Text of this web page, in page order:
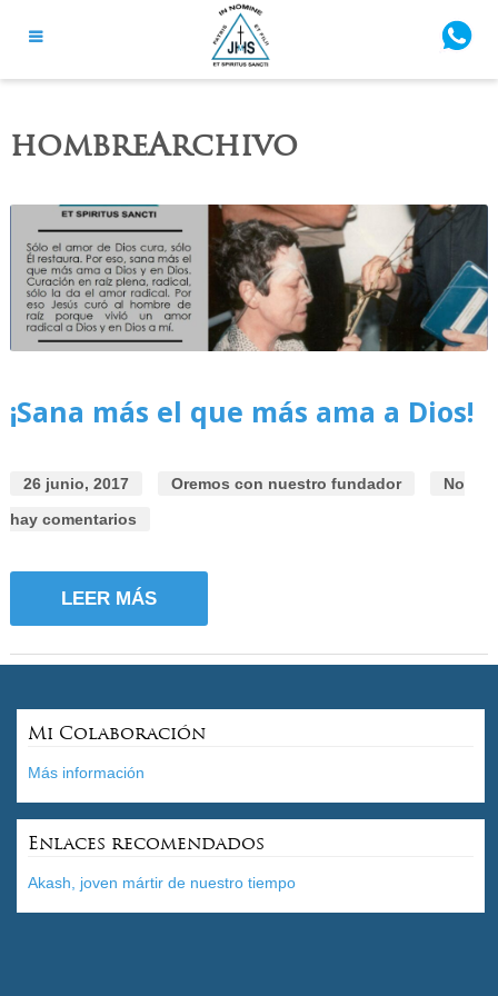
hombreArchivo
¡Sana más el que más ama a Dios!
26 junio, 2017 Oremos con nuestro fundador
No
hay comentarios
LEER MÁS
Mi Colaboración
Más información
Enlaces recomendados
Akash, joven mártir de nuestro tiempo